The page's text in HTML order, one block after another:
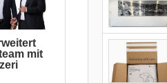
mit